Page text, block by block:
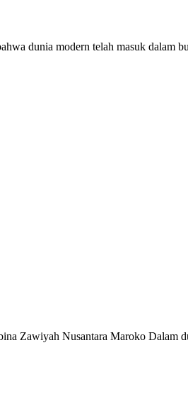
dunia modern telah masuk dalam
Zawiyah Nusantara Maroko Dalam